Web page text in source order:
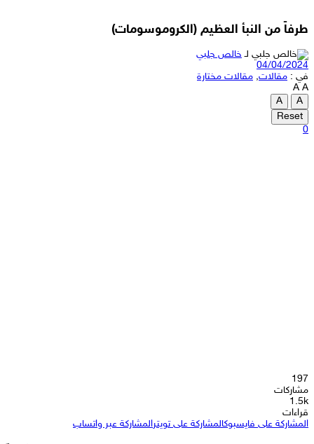
طرفاً من النبأ العظيم (الكروموسومات)
لـ خالص جلبي
04/04/2024
في : مقالات, مقالات مختارة
A A
A
A
Reset
0
197
مشاركات
1.5k
قراءات
المشاركة على فايسبوكالمشاركة على تويترالمشاركة عبر واتساب